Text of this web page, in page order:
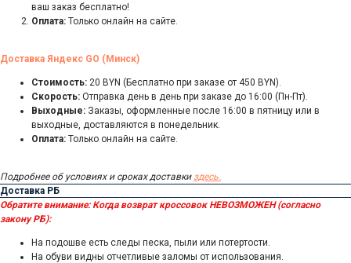
ваш заказ бесплатно!
Оплата: Только онлайн на сайте.
Доставка Яндекс GO (Минск)
Стоимость: 20 BYN (Бесплатно при заказе от 450 BYN).
Скорость: Отправка день в день при заказе до 16:00 (Пн-Пт).
Выходные: Заказы, оформленные после 16:00 в пятницу или в
выходные, доставляются в понедельник.
Оплата: Только онлайн на сайте.
Подробнее об условиях и сроках доставки здесь.
Доставка РБ
Обратите внимание: Когда возврат кроссовок НЕВОЗМОЖЕН (согласно
закону РБ):
На подошве есть следы песка, пыли или потертости.
На обуви видны отчетливые заломы от использования.